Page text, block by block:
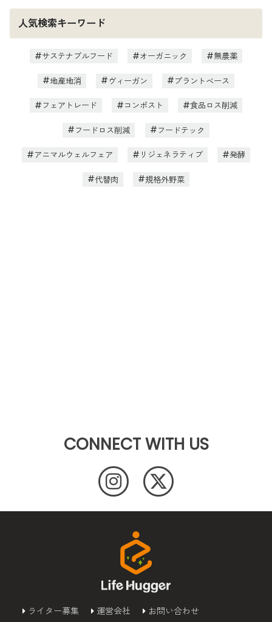
人気検索キーワード
サステナブルフード オーガニック 無農薬
地産地消 ヴィーガン プラントベース
フェアトレード コンポスト 食品ロス削減
フードロス削減 フードテック
アニマルウェルフェア リジェネラティブ 発酵
代替肉 規格外野菜
CONNECT WITH US
ライター募集 運営会社 お問い合わせ